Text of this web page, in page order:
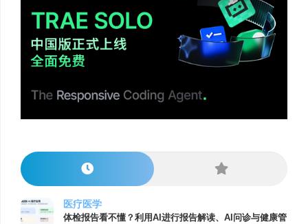
医疗医学
体检报告看不懂？利用AI进行报告解读、AI问诊与健康管